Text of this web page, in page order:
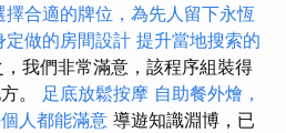
擇合適的牌位，為先人留下永恆
定做的房間設計 提升當地搜索的
我們非常滿意，該程序組裝得
。 足底放鬆按摩 自助餐外燴，
人都能滿意 導遊知識淵博，已